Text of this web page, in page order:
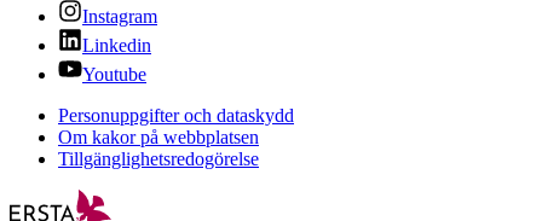
Instagram
Linkedin
Youtube
Personuppgifter och dataskydd
Om kakor på webbplatsen
Tillgänglighetsredogörelse